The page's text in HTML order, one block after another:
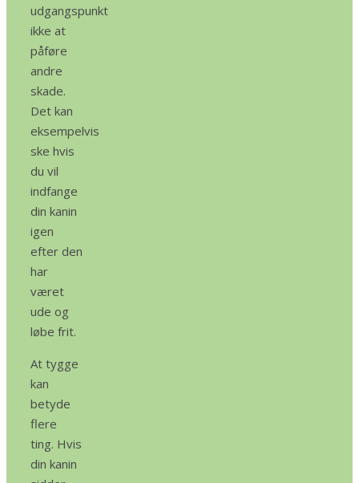
udgangspunkt
ikke at
påføre
andre
skade.
Det kan
eksempelvis
ske hvis
du vil
indfange
din kanin
igen
efter den
har
været
ude og
løbe frit.
At tygge
kan
betyde
flere
ting. Hvis
din kanin